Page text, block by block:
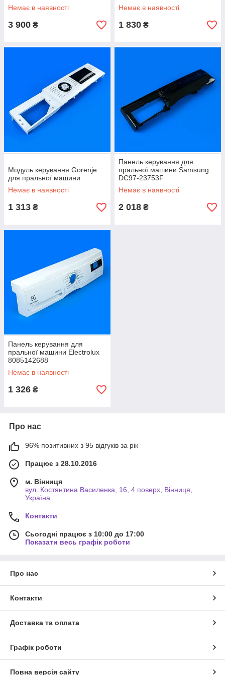
Немає в наявності
3 900 ₴
Немає в наявності
1 830 ₴
Модуль керування Gorenje
для пральної машини
Немає в наявності
1 313 ₴
Панель керування для
пральної машини Samsung
DC97-23753F
Немає в наявності
2 018 ₴
Панель керування для
пральної машини Electrolux
8085142688
Немає в наявності
1 326 ₴
Про нас
96% позитивних з 95 відгуків за рік
Працює з 28.10.2016
м. Вінниця
вул. Костянтина Василенка, 16, 4 поверх, Вінниця,
Україна
Контакти
Сьогодні працює з 10:00 до 17:00
Показати весь графік роботи
Про нас
Контакти
Доставка та оплата
Графік роботи
Повна версія сайту